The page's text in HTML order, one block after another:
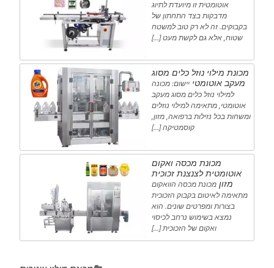
אוטומטית זו מיועדת לתיוג
מדבקות בצד התחתון של
בקבוקים. זה לא רק טוב למשטח
שטוח, אלא גם לקשת מעט […]
מכונת מילוי נוזל כלים מסוג
מעקב אוטומטי יישום: מכונה
למילוי נוזל כלים מסוג מעקב
אוטומטי, מתאימה למילוי נוזלים
ומשחות בכל נזילות ברפואה, מזון,
קוסמטיקה […]
מכונת מכסה ואקום
אוטומטית לצנצנת זכוכית
מזון מכונת מכסה הוואקום
מתאימה לאיטום בקבוק הזכוכית
בצורות ומפרטים שונים. הוא
נמצא בשימוש נרחב לכיסוי
ואקום של הזכוכית […]